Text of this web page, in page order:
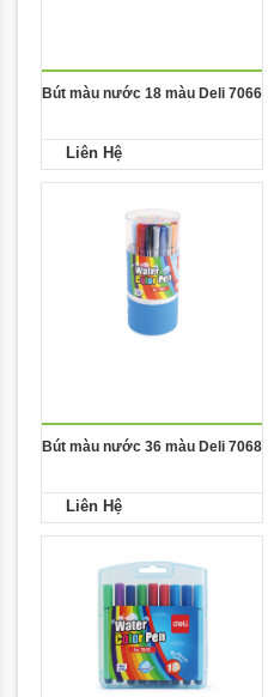
Bút màu nước 18 màu Deli 7066
Liên Hệ
Bút màu nước 36 màu Deli 7068
Liên Hệ